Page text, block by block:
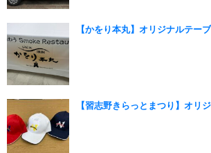
【かをり本丸】オリジナルテー
【習志野きらっとまつり】オリ